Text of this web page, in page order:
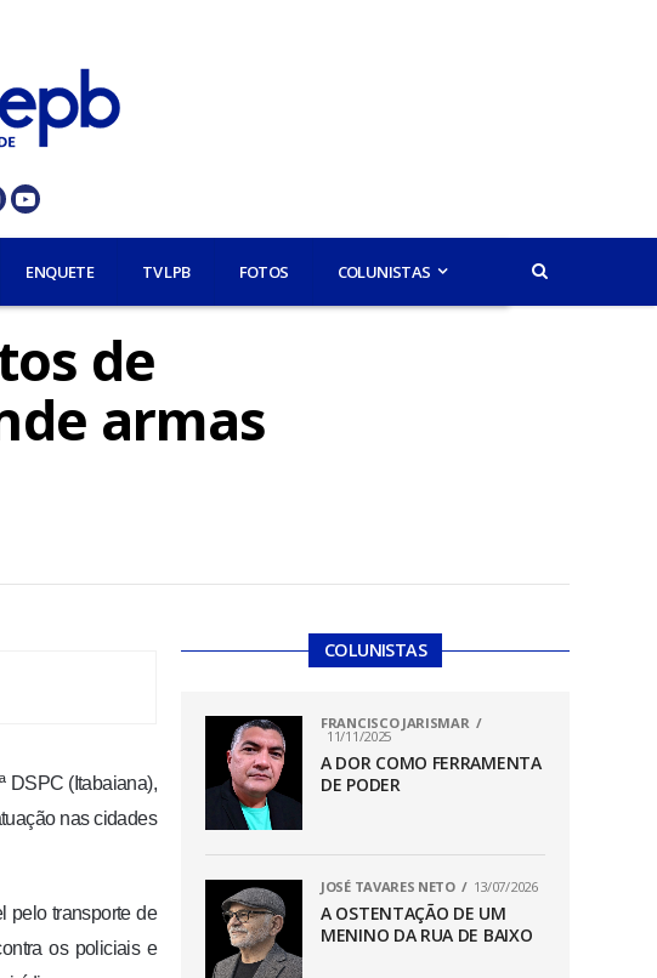
ENQUETE TV LPB FOTOS COLUNISTAS
de
armas
DSPC (Itabaiana),
nas cidades
pelo transporte de
os policiais e
COLUNISTAS
FRANCISCO JARISMAR
11/11/2025
A DOR COMO FERRAMENTA
DE PODER
JOSÉ TAVARES NETO 13/07/2026
A OSTENTAÇÃO DE UM
MENINO DA RUA DE BAIXO